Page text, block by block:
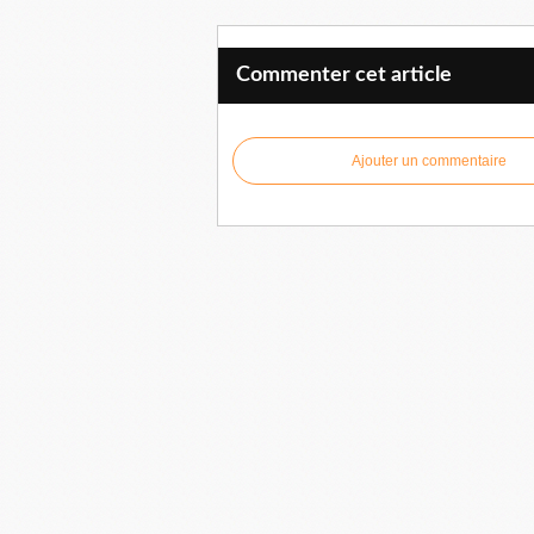
Commenter cet article
Ajouter un commentaire